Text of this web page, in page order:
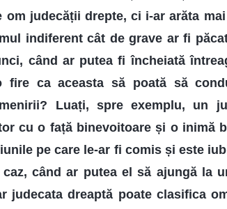
judecății drepte, ci i-ar arăta
indiferent cât de grave ar fi
când ar putea fi încheiată
fire ca aceasta să poată să
Luați, spre exemplu, un
cu o față binevoitoare și o inimă
pe care le-ar fi comis și este
când ar putea el să ajungă la
judecata dreaptă poate clasifica